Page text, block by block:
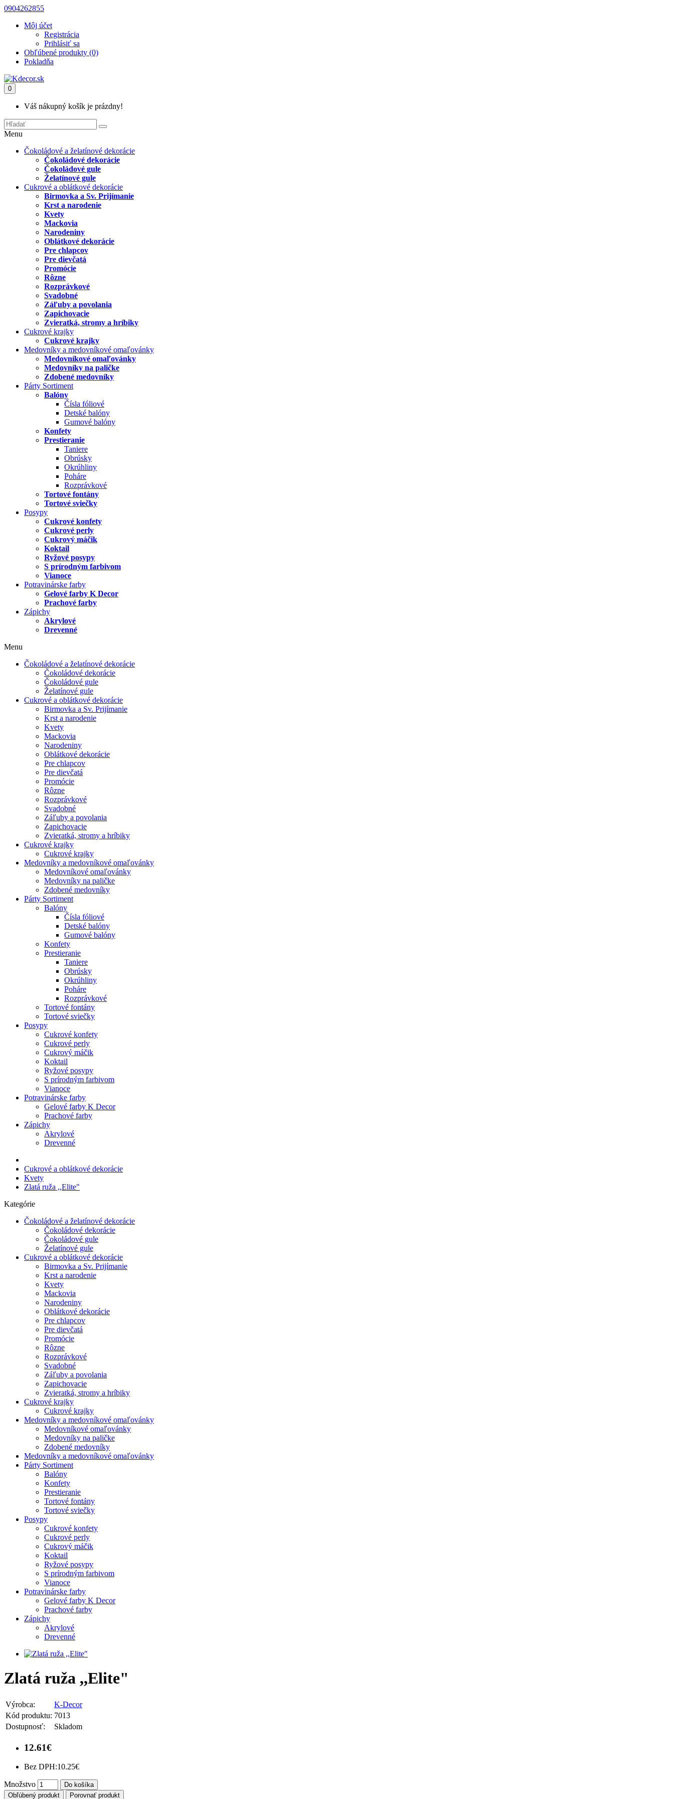
0904262855
Môj účet
Registrácia
Prihlásiť sa
Obľúbené produkty (0)
Pokladňa
0
Váš nákupný košík je prázdny!
Menu
Čokoládové a želatínové dekorácie
Čokoládové dekorácie
Čokoládové gule
Želatínové gule
Cukrové a oblátkové dekorácie
Birmovka a Sv. Prijímanie
Krst a narodenie
Kvety
Mackovia
Narodeniny
Oblátkové dekorácie
Pre chlapcov
Pre dievčatá
Promócie
Rôzne
Rozprávkové
Svadobné
Záľuby a povolania
Zapichovacie
Zvieratká, stromy a hríbiky
Cukrové krajky
Cukrové krajky
Medovníky a medovníkové omaľovánky
Medovníkové omaľovánky
Medovníky na paličke
Zdobené medovníky
Párty Sortiment
Balóny
Čísla fóliové
Detské balóny
Gumové balóny
Konfety
Prestieranie
Taniere
Obrúsky
Okrúhliny
Poháre
Rozprávkové
Tortové fontány
Tortové sviečky
Posypy
Cukrové konfety
Cukrové perly
Cukrový máčik
Koktail
Ryžové posypy
S prírodným farbivom
Vianoce
Potravinárske farby
Gelové farby K Decor
Prachové farby
Zápichy
Akrylové
Drevenné
Menu
Čokoládové a želatínové dekorácie
Čokoládové dekorácie
Čokoládové gule
Želatínové gule
Cukrové a oblátkové dekorácie
Birmovka a Sv. Prijímanie
Krst a narodenie
Kvety
Mackovia
Narodeniny
Oblátkové dekorácie
Pre chlapcov
Pre dievčatá
Promócie
Rôzne
Rozprávkové
Svadobné
Záľuby a povolania
Zapichovacie
Zvieratká, stromy a hríbiky
Cukrové krajky
Cukrové krajky
Medovníky a medovníkové omaľovánky
Medovníkové omaľovánky
Medovníky na paličke
Zdobené medovníky
Párty Sortiment
Balóny
Čísla fóliové
Detské balóny
Gumové balóny
Konfety
Prestieranie
Taniere
Obrúsky
Okrúhliny
Poháre
Rozprávkové
Tortové fontány
Tortové sviečky
Posypy
Cukrové konfety
Cukrové perly
Cukrový máčik
Koktail
Ryžové posypy
S prírodným farbivom
Vianoce
Potravinárske farby
Gelové farby K Decor
Prachové farby
Zápichy
Akrylové
Drevenné
Cukrové a oblátkové dekorácie
Kvety
Zlatá ruža ,,Elite"
Kategórie
Čokoládové a želatínové dekorácie
Čokoládové dekorácie
Čokoládové gule
Želatínové gule
Cukrové a oblátkové dekorácie
Birmovka a Sv. Prijímanie
Krst a narodenie
Kvety
Mackovia
Narodeniny
Oblátkové dekorácie
Pre chlapcov
Pre dievčatá
Promócie
Rôzne
Rozprávkové
Svadobné
Záľuby a povolania
Zapichovacie
Zvieratká, stromy a hríbiky
Cukrové krajky
Cukrové krajky
Medovníky a medovníkové omaľovánky
Medovníkové omaľovánky
Medovníky na paličke
Zdobené medovníky
Medovníky a medovníkové omaľovánky
Párty Sortiment
Balóny
Konfety
Prestieranie
Tortové fontány
Tortové sviečky
Posypy
Cukrové konfety
Cukrové perly
Cukrový máčik
Koktail
Ryžové posypy
S prírodným farbivom
Vianoce
Potravinárske farby
Gelové farby K Decor
Prachové farby
Zápichy
Akrylové
Drevenné
Zlatá ruža ,,Elite"
Výrobca:
K-Decor
Kód produktu: 7013
Dostupnosť:
Skladom
12.61€
Bez DPH:10.25€
Množstvo
Do košíka
Obľúbený produkt
Porovnať produkt